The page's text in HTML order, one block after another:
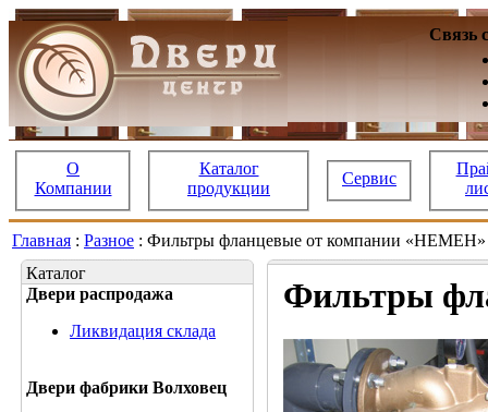
Связь
О
Компании
Каталог
продукции
Сервис
Главная : Разное : Фильтры фланцевые от компании
Каталог
Двери распродажа
Ликвидация склада
Двери фабрики Волховец
Фильтры